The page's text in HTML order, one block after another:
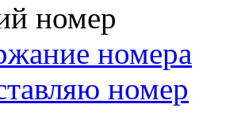
номер
номера
номер